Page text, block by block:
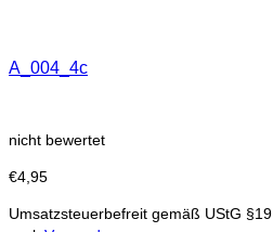
A_004_4c
nicht bewertet
€4,95
Umsatzsteuerbefreit gemäß UStG §19